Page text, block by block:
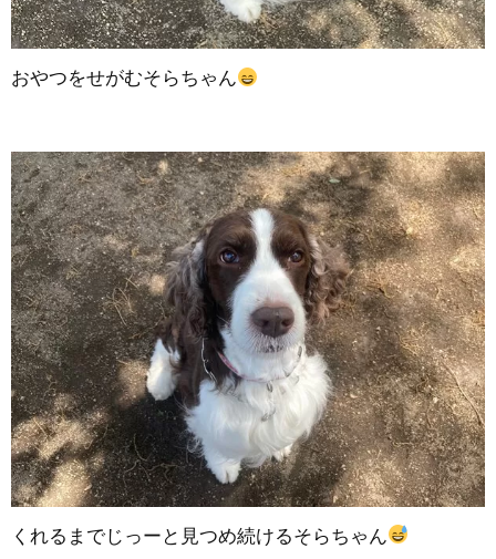
おやつをせがむそらちゃん
くれるまでじっーと見つめ続けるそらちゃん